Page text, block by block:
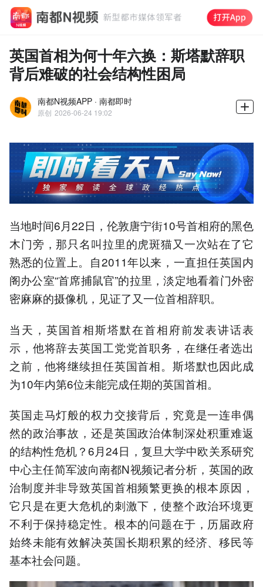
英国首相为何十年六换：斯塔默辞职
背后难破的社会结构性困局
南都N视频APP · 南都即时
原创 2026-06-24 19:02
当地时间6月22日，伦敦唐宁街10号首相府的黑色
木门旁，那只名叫拉里的虎斑猫又一次站在了它
熟悉的位置上。自2011年以来，一直担任英国内
阁办公室“首席捕鼠官”的拉里，淡定地看着门外密
密麻麻的摄像机，见证了又一位首相辞职。
当天，英国首相斯塔默在首相府前发表讲话表
示，他将辞去英国工党党首职务，在继任者选出
之前，他将继续担任英国首相。斯塔默也因此成
为10年内第6位未能完成任期的英国首相。
英国走马灯般的权力交接背后，究竟是一连串偶
然的政治事故，还是英国政治体制深处积重难返
的结构性危机？6月24日，复旦大学中欧关系研究
中心主任简军波向南都N视频记者分析，英国的政
治制度并非导致英国首相频繁更换的根本原因，
它只是在更大危机的刺激下，使整个政治环境更
不利于保持稳定性。根本的问题在于，历届政府
始终未能有效解决英国长期积累的经济、移民等
基本社会问题。